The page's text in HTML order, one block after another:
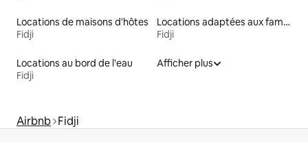
Locations de maisons d'hôtes
Fidji
Locations adaptées aux familles
Fidji
Locations au bord de l'eau
Fidji
Afficher plus
Airbnb Fidji